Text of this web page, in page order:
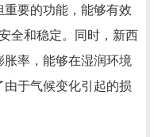
要的功能，能够有效
全和稳定。同时，新西
率，能够在湿润环境
于气候变化引起的损